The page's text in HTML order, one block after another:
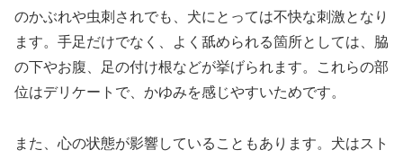
のかぶれや虫刺されでも、犬にとっては不快な刺激となり
ます。手足だけでなく、よく舐められる箇所としては、脇
の下やお腹、足の付け根などが挙げられます。これらの部
位はデリケートで、かゆみを感じやすいためです。
また、心の状態が影響していることもあります。犬はスト